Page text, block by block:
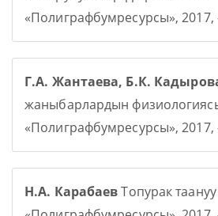
«Полиграфбумресурсы», 2017,
Г.А. Жантаева, Б.К.
жаныбарлардын
«Полиграфбумресурсы», 2017,
Н.А. КарабаевТопурак